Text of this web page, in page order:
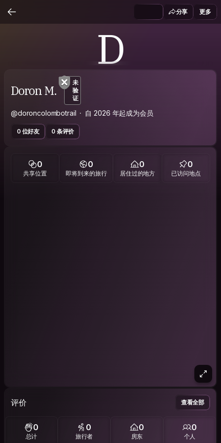
分享 更多
D
Doron M.
未
验
证
@doroncolombotrail 自 2026 年起成为会员
0 位好友 0 条评价
0
共享位置
0
即将到来的旅行
0
居住过的地方
0
已访问地点
评价 查看全部
0
总计
0
旅行者
0
房东
0
个人